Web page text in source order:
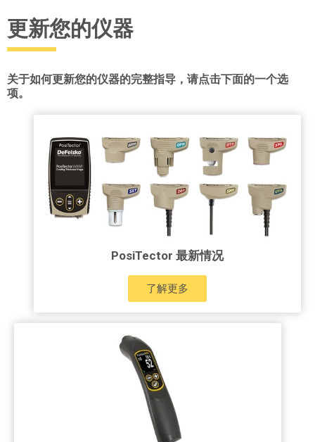
更新您的仪器
关于如何更新您的仪器的完整指导，请点击下面的一个选
项。
PosiTector 最新情况
了解更多